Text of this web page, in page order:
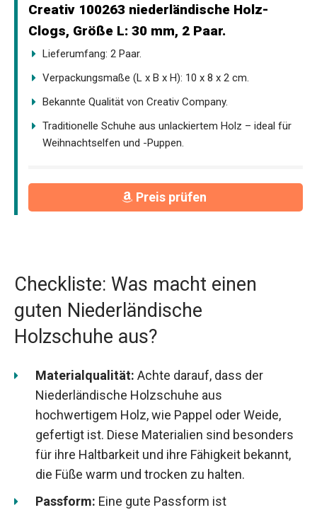
Creativ 100263 niederländische Holz-
Clogs, Größe L: 30 mm, 2 Paar.
Lieferumfang: 2 Paar.
Verpackungsmaße (L x B x H): 10 x 8 x 2 cm.
Bekannte Qualität von Creativ Company.
Traditionelle Schuhe aus unlackiertem Holz – ideal für
Weihnachtselfen und -Puppen.
Preis prüfen
Checkliste: Was macht einen
guten Niederländische
Holzschuhe aus?
Materialqualität: Achte darauf, dass der
Niederländische Holzschuhe aus
hochwertigem Holz, wie Pappel oder Weide,
gefertigt ist. Diese Materialien sind besonders
für ihre Haltbarkeit und ihre Fähigkeit bekannt,
die Füße warm und trocken zu halten.
Passform: Eine gute Passform ist